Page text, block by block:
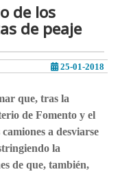
de los
de peaje
25-01-2018
que, tras la
de Fomento y el
a desviarse
la
de que, también,